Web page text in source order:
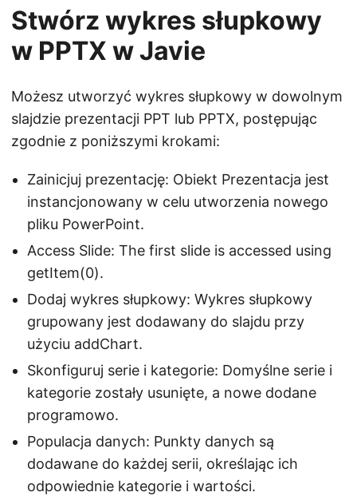
Stwórz wykres słupkowy
w PPTX w Javie
Możesz utworzyć wykres słupkowy w dowolnym
slajdzie prezentacji PPT lub PPTX, postępując
zgodnie z poniższymi krokami:
Zainicjuj prezentację: Obiekt Prezentacja jest
instancjonowany w celu utworzenia nowego
pliku PowerPoint.
Access Slide: The first slide is accessed using
getItem(0).
Dodaj wykres słupkowy: Wykres słupkowy
grupowany jest dodawany do slajdu przy
użyciu addChart.
Skonfiguruj serie i kategorie: Domyślne serie i
kategorie zostały usunięte, a nowe dodane
programowo.
Populacja danych: Punkty danych są
dodawane do każdej serii, określając ich
odpowiednie kategorie i wartości.